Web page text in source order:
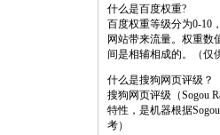
什么是百度权重?
百度权重等级分为0-10
网站带来流量。权重数
间是相辅相成的。（仅
什么是搜狗网页评级？
搜狗网页评级（Sogou
特性，是机器根据
考）